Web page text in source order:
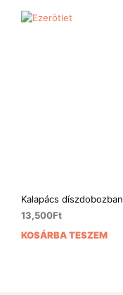
Kalapács díszdobozban
13,500Ft
KOSÁRBA TESZEM